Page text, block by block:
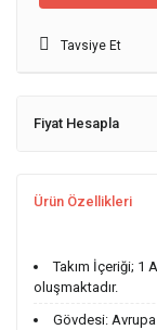
Tavsiye Et
Fiyat Hesapla
Ürün Özellikleri
Takım İçeriği; 1
oluşmaktadır.
Gövdesi: